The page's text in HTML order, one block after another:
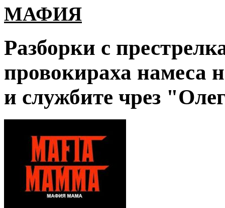
МАФИЯ
Разборки с
провокираха намеса
и службите чрез